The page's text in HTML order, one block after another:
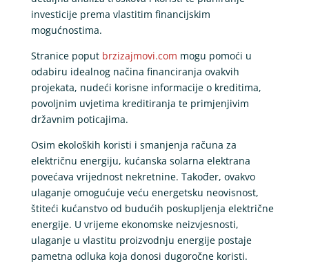
investicije prema vlastitim financijskim
mogućnostima.
Stranice poput brzizajmovi.com mogu pomoći u
odabiru idealnog načina financiranja ovakvih
projekata, nudeći korisne informacije o kreditima,
povoljnim uvjetima kreditiranja te primjenjivim
državnim poticajima.
Osim ekoloških koristi i smanjenja računa za
električnu energiju, kućanska solarna elektrana
povećava vrijednost nekretnine. Također, ovakvo
ulaganje omogućuje veću energetsku neovisnost,
štiteći kućanstvo od budućih poskupljenja električne
energije. U vrijeme ekonomske neizvjesnosti,
ulaganje u vlastitu proizvodnju energije postaje
pametna odluka koja donosi dugoročne koristi.